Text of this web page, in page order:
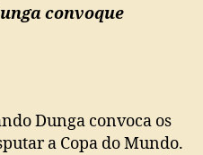
DO
convoque
Dunga convoca os
a Copa do Mundo.